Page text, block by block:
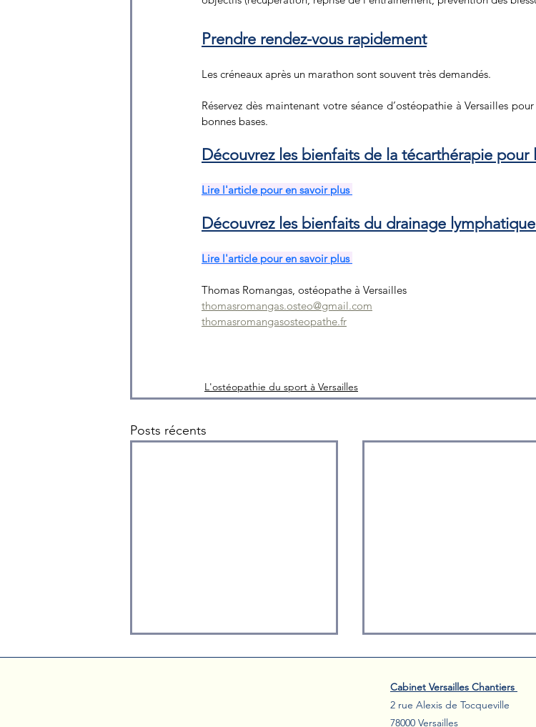
Prendre rendez-vous rapidement
Les créneaux après un marathon sont souvent très demandés.
Réservez dès maintenant votre séance d’ostéopathie à Versailles
bonnes bases.
Découvrez les bienfaits de la técarthérapie pour
Lire l'article pour en savoir plus
Découvrez les bienfaits du drainage
Lire l'article pour en savoir plus
Thomas Romangas, ostéopathe à Versailles
thomasromangas.osteo@gmail.com
thomasromangasosteopathe.fr
L'ostéopathie du sport à Versailles
Posts récents
​Cabinet Versailles Chantiers
2 rue Alexis de Tocqueville
78000 Versailles